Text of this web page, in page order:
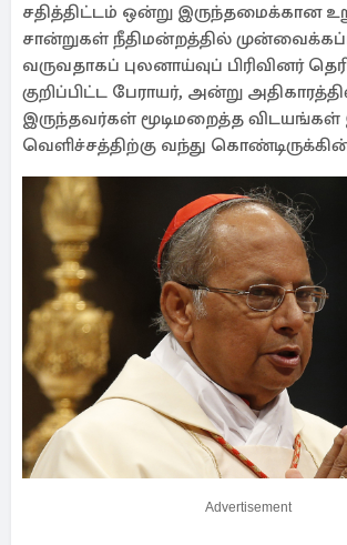
சதித்திட்டம் ஒன்று இருந்தமைக்கான
சான்றுகள் நீதிமன்றத்தில்
வருவதாகப் புலனாய்வுப் பிரிவினர்
குறிப்பிட்ட பேராயர், அன்று
இருந்தவர்கள் மூடிமறைத்த விடயங்கள்
வெளிச்சத்திற்கு வந்து
Advertisement